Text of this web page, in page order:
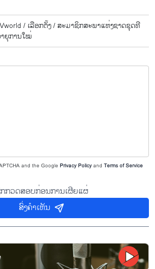
/ ເລື​ອກ​ຕັ້ງ / ສະ​ມາ​ຊິກ​ສະ​ພາ​ແຫ່ງ​ຊາດ​ຊຸດ​ທີ
ຍຸ​ການ​ໃໝ່
and the Google Privacy Policyand Terms of Service
ກວດສອບກ່ອນການເຜີຍແຜ່
ສົ່ງຄຳເຫັນ